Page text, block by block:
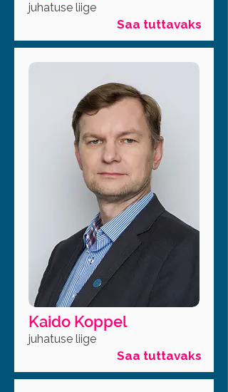
juhatuse liige
Saa tuttavaks
Kaido Koppel
juhatuse liige
Saa tuttavaks